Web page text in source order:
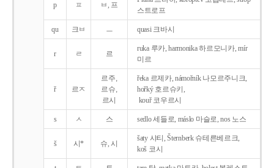
p ㅍ ㅂ, 프
스트로프
qu 크ㅂ ㅡ quasi 크바시
r ㄹ 르
ruka 루카, harmonika 하르모니카, mír
미르
ř 르ㅈ
르주,
르슈,
르시
řeka 르제카, námořník 나모르주니크,
hořký 호르슈키,
kouř 코우르시
s ㅅ 스 sedlo 세들로, máslo 마슬로, nos 노스
š 시* 슈, 시
šaty 샤티, Šternberk 슈테른베르크,
koš 코시